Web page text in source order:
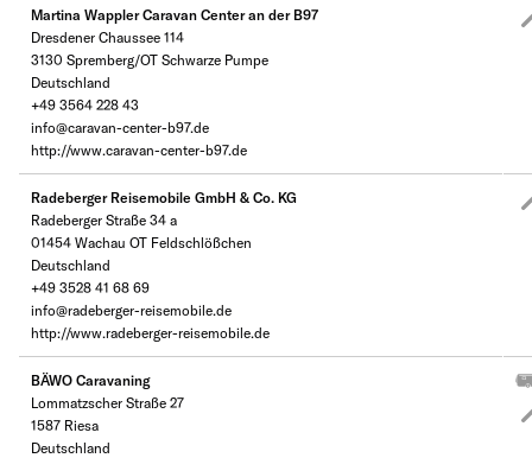
Martina Wappler Caravan Center an der B97
Dresdener Chaussee 114
3130 Spremberg/OT Schwarze Pumpe
Deutschland
+49 3564 228 43
info@caravan-center-b97.de
http://www.caravan-center-b97.de
Radeberger Reisemobile GmbH & Co. KG
Radeberger Straße 34 a
01454 Wachau OT Feldschlößchen
Deutschland
+49 3528 41 68 69
info@radeberger-reisemobile.de
http://www.radeberger-reisemobile.de
BÄWO Caravaning
Lommatzscher Straße 27
1587 Riesa
Deutschland